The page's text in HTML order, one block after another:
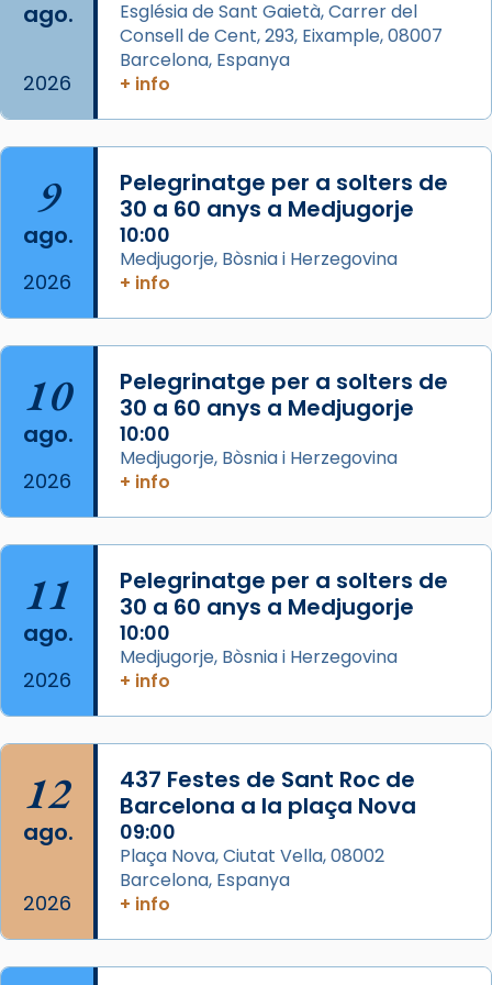
Aquest dilluns, 27 de juliol, ha tingut lloc la
missa d’acció de gràcies en agraïment al
comitè organitzador de la visita apostòlica
L’arquebisbe de Barcelona, el cardenal Joan
Josep Omella, ha presidit la missa i l’ha
concelebrat el bisbe auxiliar de Barcelona,
Mons. David Abadías.
📸 Dr. G. Simón
Foto
Arquebisbat de Barcelona
2 weeks ago
Memòria de les santes Juliana i
Acompanyant la història de sant Cugat, a
partir de l’Edat Mitjana sorgeix la tradició
que les santes Juliana (“relatiu a Júlia”) i
Semproniana (“relatiu a Semprònia =
eterna”) són deixebles seves. I l’any 1667, el
frare Joan Gaspar Roig, afirma en una obra
que les santes són filles de l’antiga Iluro.
Mataró en reivindicarà les relíq
Foto
View on Facebook · Share
ago.
2026
Església de Sant Gaietà, Carrer del
Consell de Cent, 293, Eixample, 08007
Barcelona, Espanya
+ info
9
ago.
2026
Pelegrinatge per a solters de
30 a 60 anys a Medjugorje
10:00
Medjugorje, Bòsnia i Herzegovina
+ info
10
ago.
2026
Pelegrinatge per a solters de
30 a 60 anys a Medjugorje
10:00
Medjugorje, Bòsnia i Herzegovina
+ info
11
ago.
2026
Pelegrinatge per a solters de
30 a 60 anys a Medjugorje
10:00
Medjugorje, Bòsnia i Herzegovina
+ info
12
ago.
2026
437 Festes de Sant Roc de
Barcelona a la plaça Nova
09:00
Plaça Nova, Ciutat Vella, 08002
Barcelona, Espanya
+ info